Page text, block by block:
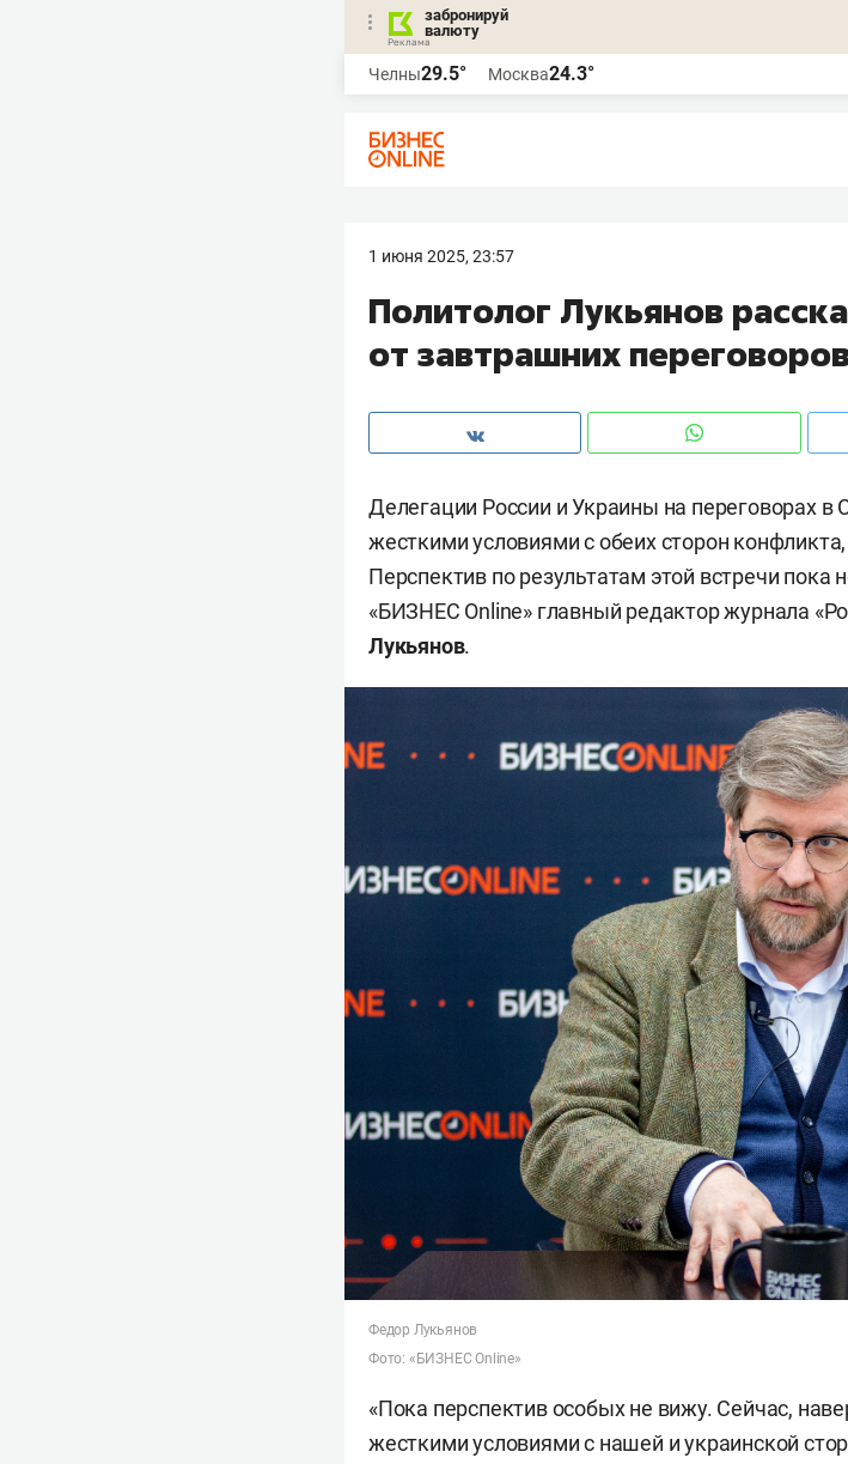
забронируй
валюту
Челны29.5° Москва24.3°
1 июня 2025, 23:57
Политолог Лукьянов
от завтрашних
Делегации России и Украины на переговорах
жесткими условиями с обеих сторон
Перспектив по результатам этой встречи пока
«БИЗНЕС Online» главный редактор журнала
Лукьянов.
Федор Лукьянов
Фото: «БИЗНЕС Online»
«Пока перспектив особых не вижу. Сейчас,
жесткими условиями с нашей и украинской